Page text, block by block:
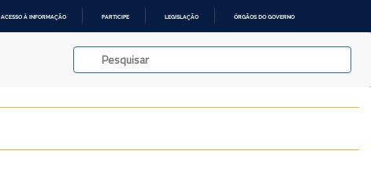
ACESSO À INFORMAÇÃO PARTICIPE LEGISLAÇÃO ÓRGÃOS DO GOVERNO